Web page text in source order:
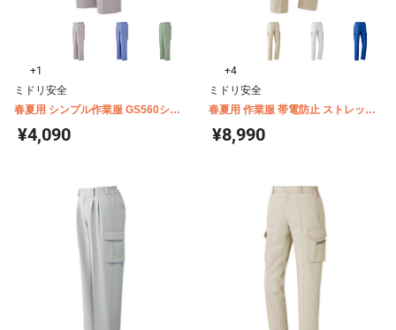
+1
ミドリ安全
春夏用 シンプル作業服 GS560シリ
ーズ カーゴスラックス
¥4,090
+4
ミドリ安全
春夏用 作業服 帯電防止 ストレッチ
VES520シリーズ 女性用 カーゴパン
ツ
¥8,990